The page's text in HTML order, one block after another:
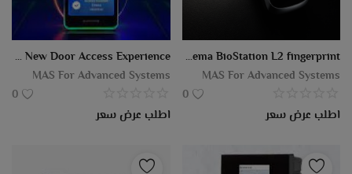
Suprema BioStation L2 fingerprint
MAS For Advanced Systems
0
اطلب عرض سعر
BioStation 3 SUPREMA The New Door Access Experience
MAS For Advanced Systems
0
اطلب عرض سعر